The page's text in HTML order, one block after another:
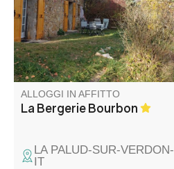
davanti alla casa. Il paese dista
10 minuti a piedi, 5 minuti in
auto.
ALLOGGI IN AFFITTO
La Bergerie Bourbon
LA PALUD-SUR-VERDON-
IT